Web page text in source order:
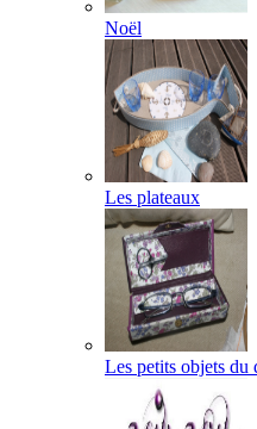
Noël
Les plateaux
Les petits objets du